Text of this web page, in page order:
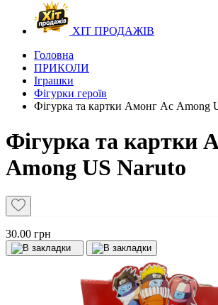
ХІТ ПРОДАЖІВ
Головна
ПРИКОЛИ
Іграшки
Фігурки героїв
Фігурка та картки Амонг Ас Among
Фігурка та картки
Among US Naruto
30.00 грн